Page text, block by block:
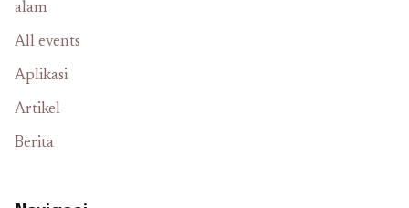
alam
All events
Aplikasi
Artikel
Berita